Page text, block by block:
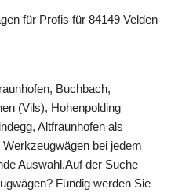
für Profis für 84149 Velden
Buchbach,
(Vils), Hohenpolding
Altfraunhofen als
bei jedem
Auswahl.Auf der Suche
Fündig werden Sie